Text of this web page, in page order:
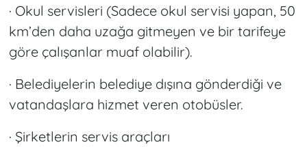
· Okul servisleri (Sadece okul servisi yapan, 50
km’den daha uzağa gitmeyen ve bir tarifeye
göre çalışanlar muaf olabilir).
· Belediyelerin belediye dışına gönderdiği ve
vatandaşlara hizmet veren otobüsler.
· Şirketlerin servis araçları